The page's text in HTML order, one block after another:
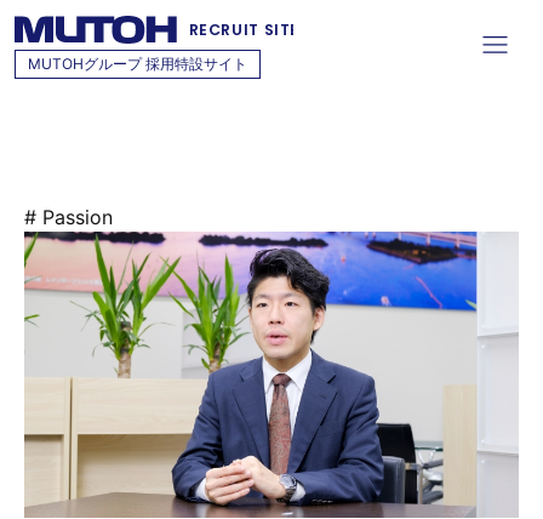
RECRUIT SITE
MUTOHグループ 採用特設サイト
# Passion